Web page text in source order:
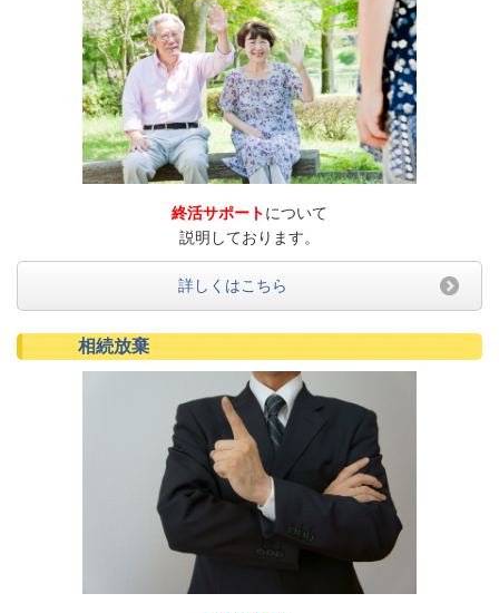
終活サポートについて
説明しております。
詳しくはこちら
相続放棄